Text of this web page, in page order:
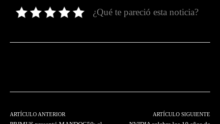
¿Qué te pareció esta noticia?
ARTÍCULO ANTERIOR ARTÍCULO SIGUIENTE